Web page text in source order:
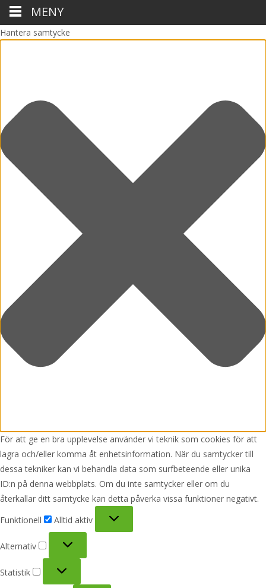
Hantera samtycke
För att ge en bra upplevelse använder vi teknik som cookies för att
lagra och/eller komma åt enhetsinformation. När du samtycker till
dessa tekniker kan vi behandla data som surfbeteende eller unika
ID:n på denna webbplats. Om du inte samtycker eller om du
återkallar ditt samtycke kan detta påverka vissa funktioner negativt.
Funktionell
Alltid aktiv
Alternativ
Statistik
MENY